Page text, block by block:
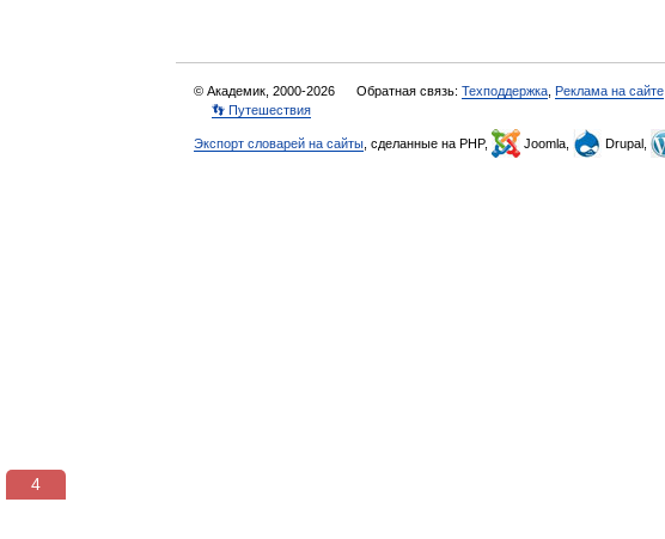
© Академик, 2000-2026 Обратная связь: Техподдержка Реклама на сайте
👣 Путешествия
Экспорт словарей на сайты , сделанные на PHP, Joomla, Drupal,
3